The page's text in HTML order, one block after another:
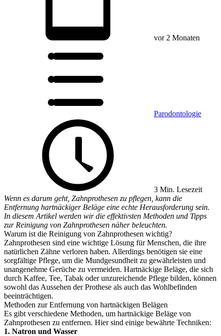
vor 2 Monaten
Parodontologie
3 Min. Lesezeit
Wenn es darum geht, Zahnprothesen zu pflegen, kann die
Entfernung hartnäckiger Beläge eine echte Herausforderung sein.
In diesem Artikel werden wir die effektivsten Methoden und Tipps
zur Reinigung von Zahnprothesen näher beleuchten.
Warum ist die Reinigung von Zahnprothesen wichtig?
Zahnprothesen sind eine wichtige Lösung für Menschen, die ihre
natürlichen Zähne verloren haben. Allerdings benötigen sie eine
sorgfältige Pflege, um die Mundgesundheit zu gewährleisten und
unangenehme Gerüche zu vermeiden. Hartnäckige Beläge, die sich
durch Kaffee, Tee, Tabak oder unzureichende Pflege bilden, können
sowohl das Aussehen der Prothese als auch das Wohlbefinden
beeinträchtigen.
Methoden zur Entfernung von hartnäckigen Belägen
Es gibt verschiedene Methoden, um hartnäckige Beläge von
Zahnprothesen zu entfernen. Hier sind einige bewährte Techniken:
1. Natron und Wasser